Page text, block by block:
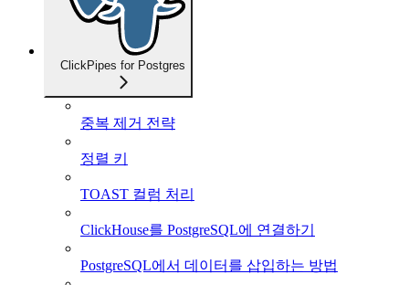
ClickPipes for Postgres
중복 제거 전략
정렬 키
TOAST 컬럼 처리
ClickHouse를 PostgreSQL에 연결하기
PostgreSQL에서 데이터를 삽입하는 방법